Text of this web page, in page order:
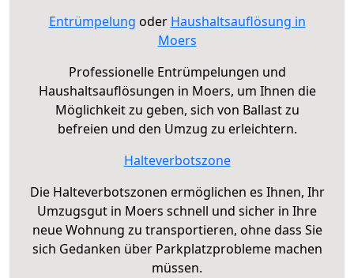
Entrümpelung oder Haushaltsauflösung in
Moers
Professionelle Entrümpelungen und
Haushaltsauflösungen in Moers, um Ihnen die
Möglichkeit zu geben, sich von Ballast zu
befreien und den Umzug zu erleichtern.
Halteverbotszone
Die Halteverbotszonen ermöglichen es Ihnen, Ihr
Umzugsgut in Moers schnell und sicher in Ihre
neue Wohnung zu transportieren, ohne dass Sie
sich Gedanken über Parkplatzprobleme machen
müssen.